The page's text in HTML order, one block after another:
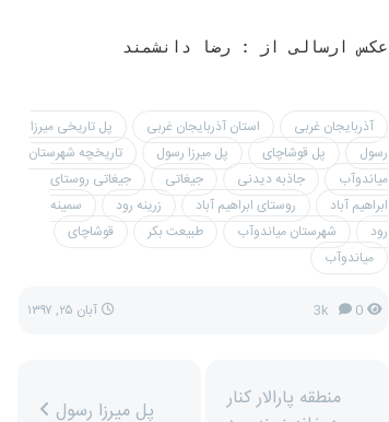
عکس ارسالی از : رضا دانشمند
آذربایجان غربی استان آذربایجان غربی
پل تاریخی میرزا
رسول
پل قوشاچای پل میرزا رسول
تاریخچه شهرستان
میاندوآب
جاذبه دیدنی جیغاتی
جیغاتی روستای
ابراهیم آباد
روستای ابراهیم آباد زرینه رود
سمینه
رود
شهرستان میاندوآب طبیعت بکر
قوشاچای
میاندوآب
3k 0 آبان ۲۵, ۱۳۹۷
منطقه پارالار کنار